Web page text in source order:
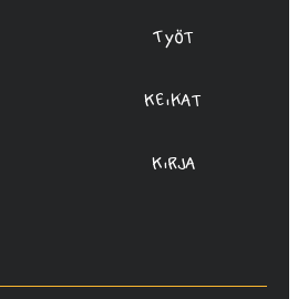
Työt
Keikat
Kirja